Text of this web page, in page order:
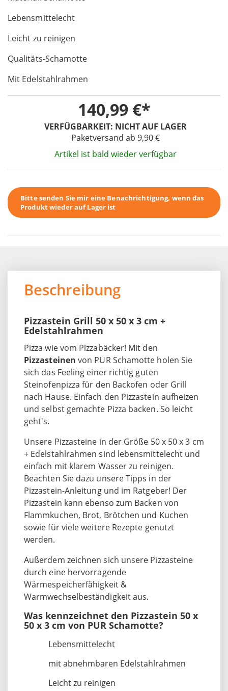
Lebensmittelecht
Leicht zu reinigen
Qualitäts-Schamotte
Mit Edelstahlrahmen
VERFÜGBARKEIT: NICHT AUF LAGER
Paketversand ab 9,90 €
Artikel ist bald wieder verfügbar
140,99 €
Bitte senden Sie mir eine Benachrichtigung, wenn das
Produkt wieder auf Lager ist
the
images
gallery
Beschreibung
Pizzastein Grill 50 x 50 x 3 cm +
Edelstahlrahmen
Pizza wie vom Pizzabäcker! Mit den
Pizzasteinen von PUR Schamotte holen Sie
sich das Feeling einer richtig guten
Steinofenpizza für den Backofen oder Grill
nach Hause. Einfach den Pizzastein aufheizen
und selbst gemachte Pizza backen. So leicht
geht's.
Unsere Pizzasteine in der Größe 50 x 50 x 3 cm
+ Edelstahlrahmen sind lebensmittelecht und
einfach mit klarem Wasser zu reinigen.
Beachten Sie dazu unsere Tipps in der
Pizzastein-Anleitung und im Ratgeber! Der
Pizzastein kann ebenso zum Backen von
Flammkuchen, Brot, Brötchen und Kuchen
sowie für viele weitere Rezepte genutzt
werden.
Außerdem zeichnen sich unsere Pizzasteine
durch eine hervorragende
Wärmespeicherfähigkeit &
Warmwechselbeständigkeit aus.
Was kennzeichnet den Pizzastein 50 x
50 x 3 cm von PUR Schamotte?
Lebensmittelecht
mit abnehmbaren Edelstahlrahmen
Leicht zu reinigen